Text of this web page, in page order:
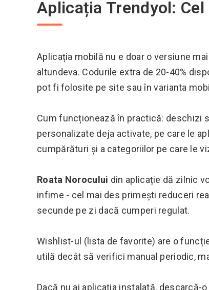
Aplicația Trendyol:
Aplicația mobilă nu e doar o versiune
altundeva. Codurile extra de 20-40%
pot fi folosite pe site sau în varianta
Cum funcționează în practică: deschizi
personalizate deja activate, pe care le
cumpărături și a categoriilor pe care le
Roata Norocului din aplicație dă zilnic
infime - cel mai des primești reduceri
secunde pe zi dacă cumperi regulat.
Wishlist-ul (lista de favorite) are o
utilă decât să verifici manual periodic,
Dacă nu ai aplicația instalată, descarcă-